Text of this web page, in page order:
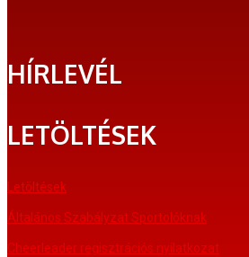
HÍRLEVÉL
LETÖLTÉSEK
Letöltések
Általános Szabályzat Sportolóknak
Cheerleader regisztrációs nyilatkozat